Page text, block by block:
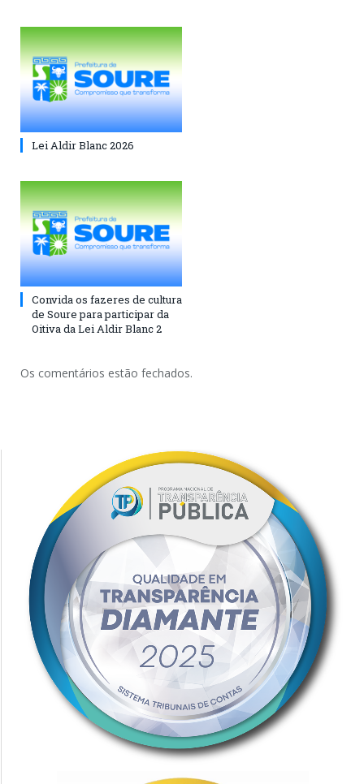
Lei Aldir Blanc 2026
Convida os fazeres de cultura
de Soure para participar da
Oitiva da Lei Aldir Blanc 2
Os comentários estão fechados.